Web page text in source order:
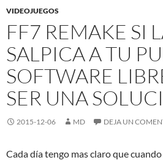
VIDEOJUEGOS
FF7 REMAKE SI
SALPICA A TU
SOFTWARE
SER UNA
2015-12-06 MD DEJA UN
Cada día tengo mas claro que